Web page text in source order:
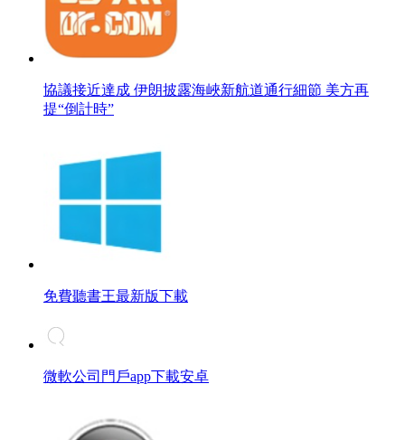
協議接近達成 伊朗披露海峽新航道通行細節 美方再
提“倒計時”
免費聽書王最新版下載
微軟公司門戶app下載安卓